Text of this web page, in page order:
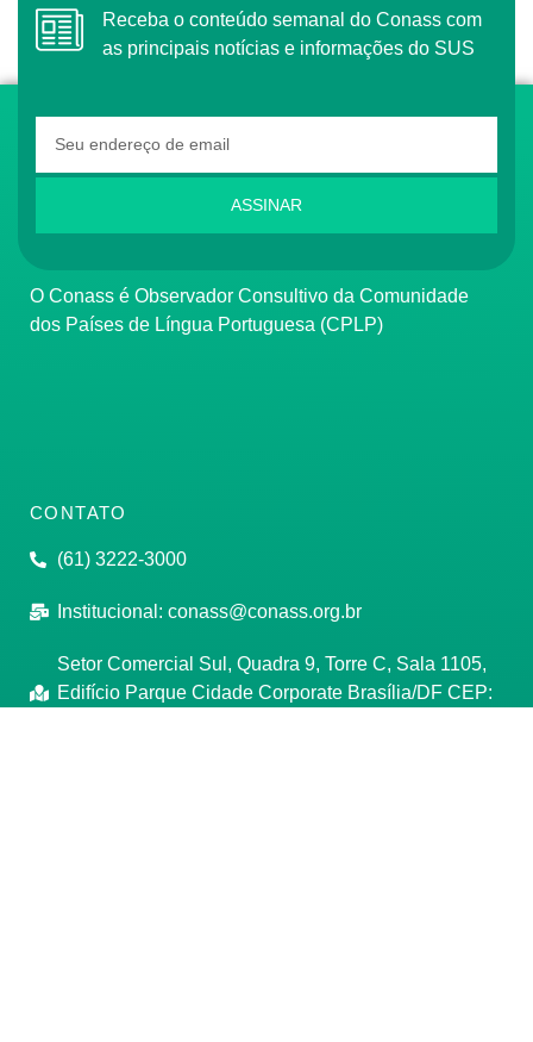
Receba o conteúdo semanal do Conass com
as principais notícias e informações do SUS
ASSINAR
O Conass é Observador Consultivo da Comunidade
dos Países de Língua Portuguesa (CPLP)
CONTATO
(61) 3222-3000
Institucional: conass@conass.org.br
Setor Comercial Sul, Quadra 9, Torre C, Sala 1105,
Edifício Parque Cidade Corporate Brasília/DF CEP: